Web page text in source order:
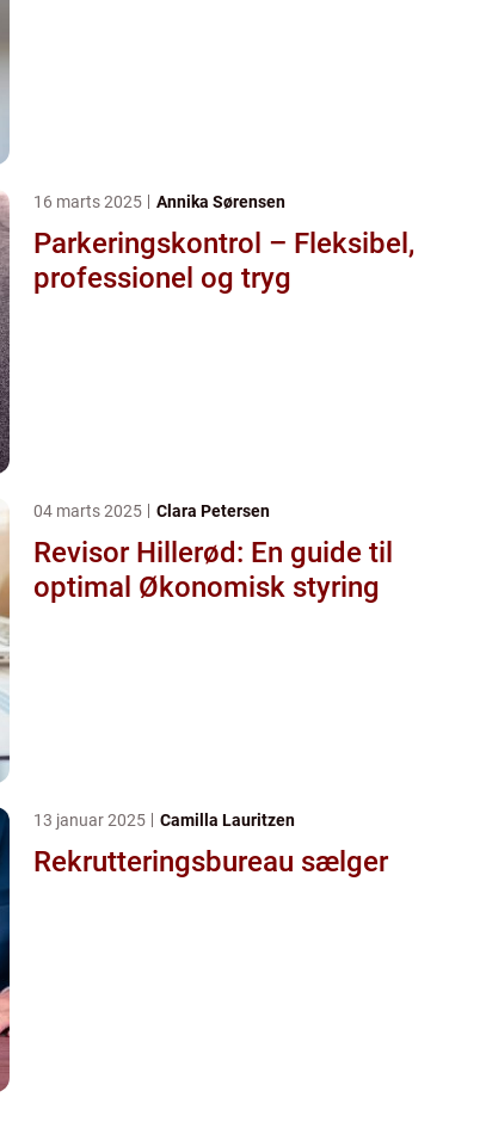
16 marts 2025 Annika Sørensen
Parkeringskontrol – Fleksibel,
professionel og tryg
04 marts 2025 Clara Petersen
Revisor Hillerød: En guide til
optimal Økonomisk styring
13 januar 2025 Camilla Lauritzen
Rekrutteringsbureau sælger